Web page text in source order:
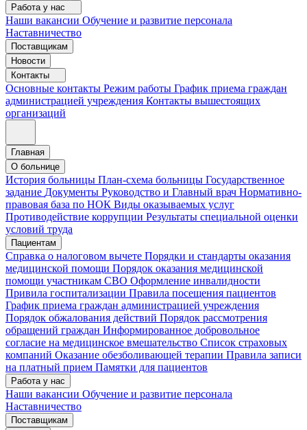
Работа у нас
Наши вакансии Обучение и развитие персонала
Наставничество
Поставщикам
Новости
Контакты
Основные контакты Режим работы График приема граждан
администрацией учреждения Контакты вышестоящих
организаций
Главная
О больнице
История больницы План-схема больницы Государственное
задание Документы Руководство и Главный врач Нормативно-
правовая база по НОК Виды оказываемых услуг
Противодействие коррупции Результаты специальной оценки
условий труда
Пациентам
Справка о налоговом вычете Порядки и стандарты оказания
медицинской помощи Порядок оказания медицинской
помощи участникам СВО Оформление инвалидности
Привила госпитализации Правила посещения пациентов
График приема граждан администрацией учреждения
Порядок обжалования действий Порядок рассмотрения
обращений граждан Информированное добровольное
согласие на медицинское вмешательство Список страховых
компаний Оказание обезболивающей терапии Правила записи
на платный прием Памятки для пациентов
Работа у нас
Наши вакансии Обучение и развитие персонала
Наставничество
Поставщикам